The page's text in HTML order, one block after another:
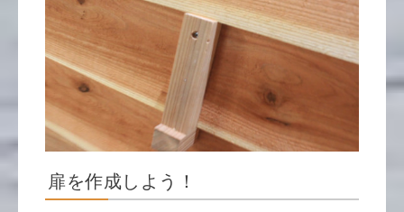
扉を作成しよう！